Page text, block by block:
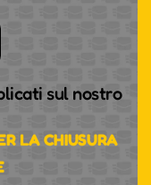
sul nostro
LA CHIUSURA